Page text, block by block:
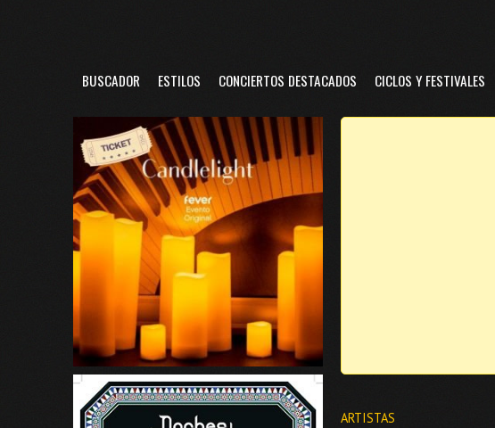
BUSCADOR ESTILOS CONCIERTOS DESTACADOS CICLOS Y FESTIVALES
ARTISTAS